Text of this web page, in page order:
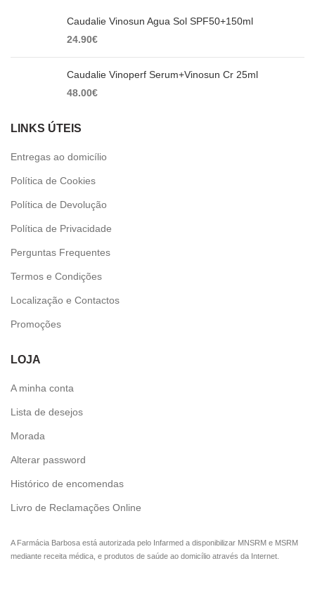
Caudalie Vinosun Agua Sol SPF50+150ml
24.90€
Caudalie Vinoperf Serum+Vinosun Cr 25ml
48.00€
LINKS ÚTEIS
Entregas ao domicílio
Política de Cookies
Política de Devolução
Política de Privacidade
Perguntas Frequentes
Termos e Condições
Localização e Contactos
Promoções
LOJA
A minha conta
Lista de desejos
Morada
Alterar password
Histórico de encomendas
Livro de Reclamações Online
A Farmácia Barbosa está autorizada pelo Infarmed a disponibilizar MNSRM e MSRM
mediante receita médica, e produtos de saúde ao domicílio através da Internet.